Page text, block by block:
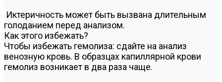
Иктеричность может быть вызвана длительным
голоданием перед анализом.
Как этого избежать?
Чтобы избежать гемолиза: сдайте на анализ
венозную кровь. В образцах капиллярной крови
гемолиз возникает в два раза чаще.